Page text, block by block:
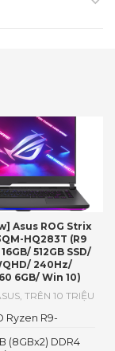
Asus ROG Strix
HQ283T (R9
512GB SSD/
240Hz/
6GB/ Win 10)
, TRÊN 10 TRIỆU
(8GBx2) DDR4
Ryzen R9-
cores, up to